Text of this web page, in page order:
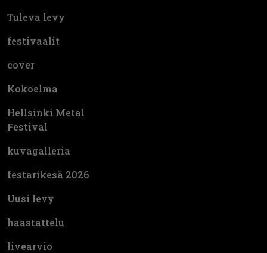
Tuleva levy
festivaalit
cover
Kokoelma
Hellsinki Metal
Festival
kuvagalleria
festarikesä 2026
Uusi levy
haastattelu
livearvio